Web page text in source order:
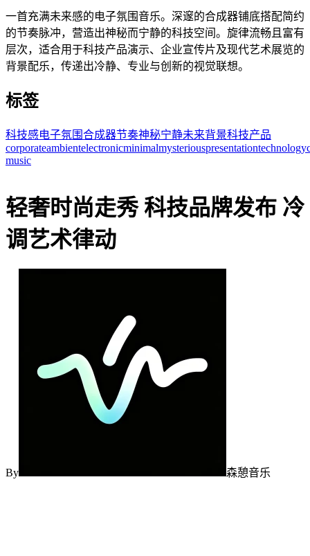
一首充满未来感的电子氛围音乐。深邃的合成器铺底搭配简约
的节奏脉冲，营造出神秘而宁静的科技空间。旋律流畅且富有
层次，适合用于科技产品演示、企业宣传片及现代艺术展览的
背景配乐，传递出冷静、专业与创新的视觉联想。
标签
科技感电子氛围合成器节奏神秘宁静未来背景科技产品
corporateambientelectronicminimalmysteriouspresentationtechnology
music
轻奢时尚走秀 科技品牌发布 冷
调艺术律动
By 森憩音乐